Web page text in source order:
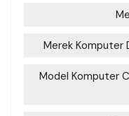
Merek Komputer
Model Komputer